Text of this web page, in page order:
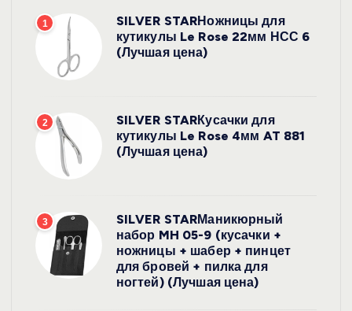
1
SILVER STARНожницы для
кутикулы Le Rose 22мм НСС 6
(Лучшая цена)
2
SILVER STARКусачки для
кутикулы Le Rose 4мм AT 881
(Лучшая цена)
3
SILVER STARМаникюрный
набор MH 05-9 (кусачки +
ножницы + шабер + пинцет
для бровей + пилка для
ногтей) (Лучшая цена)